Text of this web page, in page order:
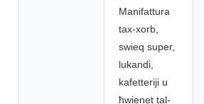
Manifattura
tax-xorb,
swieq super,
lukandi,
kafetteriji u
ħwienet tal-